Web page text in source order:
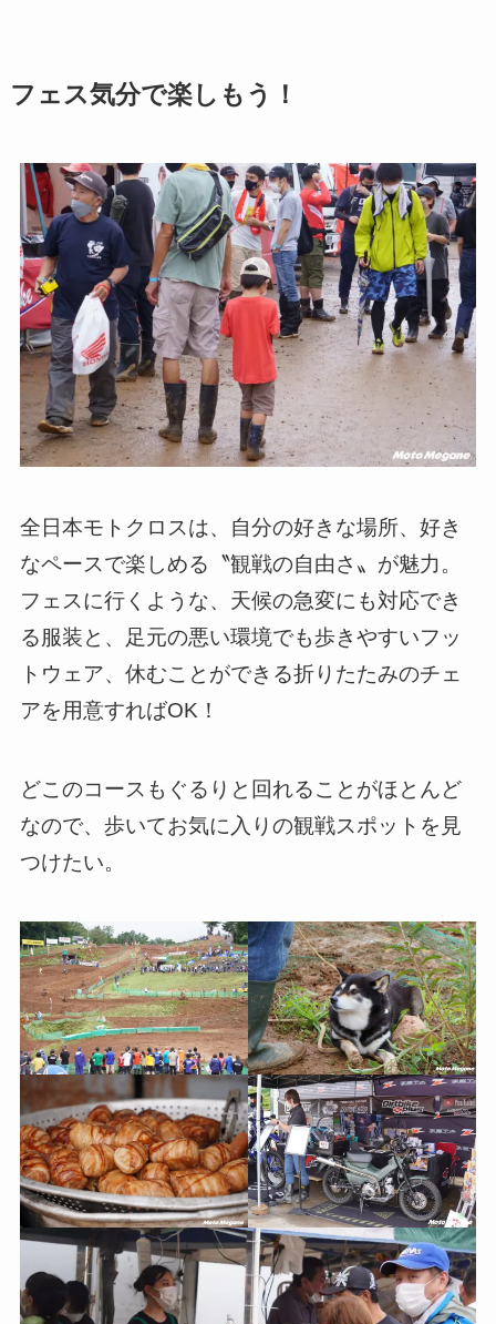
フェス気分で楽しもう！
全日本モトクロスは、自分の好きな場所、好き
なペースで楽しめる〝観戦の自由さ〟が魅力。
フェスに行くような、天候の急変にも対応でき
る服装と、足元の悪い環境でも歩きやすいフッ
トウェア、休むことができる折りたたみのチェ
アを用意すればOK！
どこのコースもぐるりと回れることがほとんど
なので、歩いてお気に入りの観戦スポットを見
つけたい。